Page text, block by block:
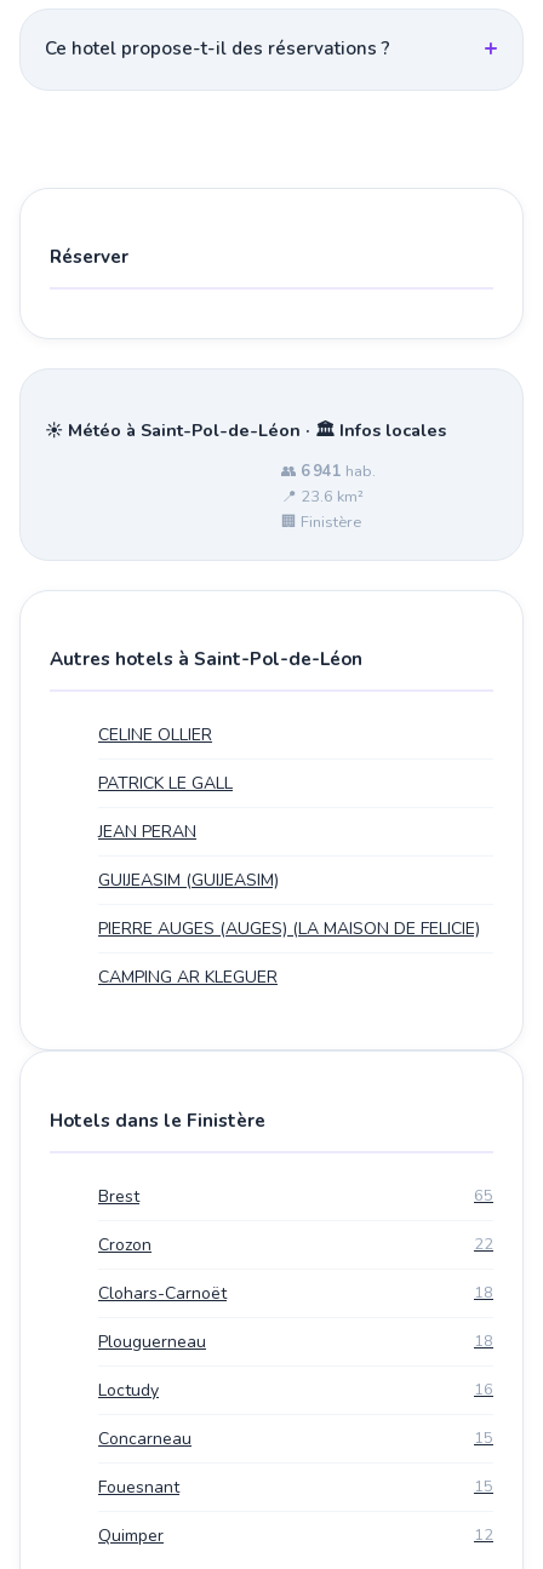
Ce hotel propose-t-il des réservations ?
Réserver
☀️ Météo à Saint-Pol-de-Léon · 🏛️ Infos locales
👥 6 941 hab.
📍 23.6 km²
🏢 Finistère
Autres hotels à Saint-Pol-de-Léon
CELINE OLLIER
PATRICK LE GALL
JEAN PERAN
GUIJEASIM (GUIJEASIM)
PIERRE AUGES (AUGES) (LA MAISON DE FELICIE)
CAMPING AR KLEGUER
Hotels dans le Finistère
Brest 65
Crozon 22
Clohars-Carnoët 18
Plouguerneau 18
Loctudy 16
Concarneau 15
Fouesnant 15
Quimper 12